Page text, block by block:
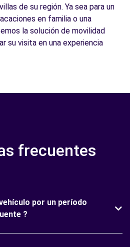
de su región. Ya sea para un
en familia o una
la solución de movilidad
su visita en una experiencia
frecuentes
por un período
?